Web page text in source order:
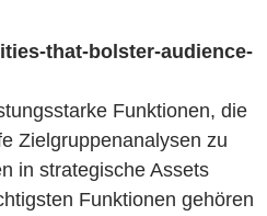
that-bolster-audience-
Funktionen, die
Zielgruppenanalysen zu
in strategische Assets
Funktionen gehören